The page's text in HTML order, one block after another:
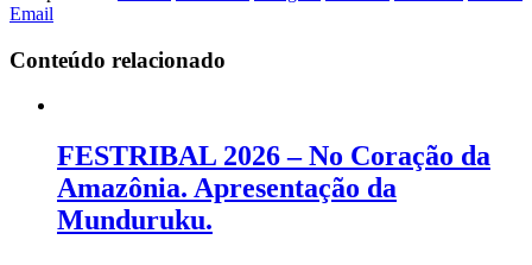
Email
Conteúdo relacionado
FESTRIBAL 2026 – No Coração da
Amazônia. Apresentação da
Munduruku.